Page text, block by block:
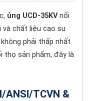
ủng UCD-35KVnổi
chất liệu cao su
phải thấp nhất
thọ sản phẩm, đây là
ANSI/TCVN &